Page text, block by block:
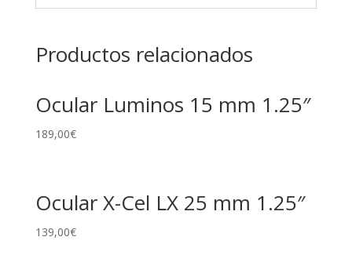
Productos relacionados
Ocular Luminos 15 mm 1.25″
189,00€
Ocular X-Cel LX 25 mm 1.25″
139,00€